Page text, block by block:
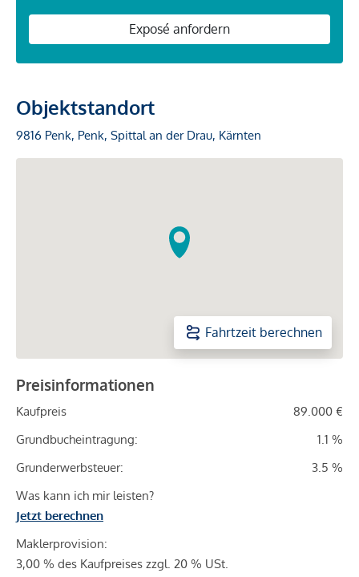
Exposé anfordern
Objektstandort
9816 Penk, Penk, Spittal an der Drau, Kärnten
Fahrtzeit berechnen
Preisinformationen
Kaufpreis
89.000 €
Grundbucheintragung:
1.1 %
Grunderwerbsteuer:
3.5 %
Was kann ich mir leisten?
Jetzt berechnen
Maklerprovision:
3,00 % des Kaufpreises zzgl. 20 % USt.